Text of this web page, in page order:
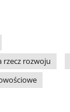
rzecz rozwoju